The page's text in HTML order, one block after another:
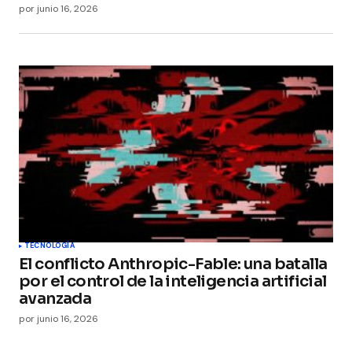
por junio 16, 2026
TECNOLOGÍA
El conflicto Anthropic-Fable: una batalla
por el control de la inteligencia artificial
avanzada
por junio 16, 2026